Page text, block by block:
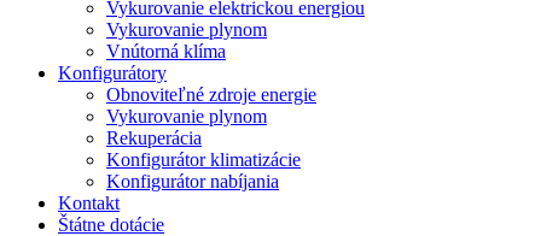
Vykurovanie elektrickou energiou
Vykurovanie plynom
Vnútorná klíma
Konfigurátory
Obnoviteľné zdroje energie
Vykurovanie plynom
Rekuperácia
Konfigurátor klimatizácie
Konfigurátor nabíjania
Kontakt
Štátne dotácie